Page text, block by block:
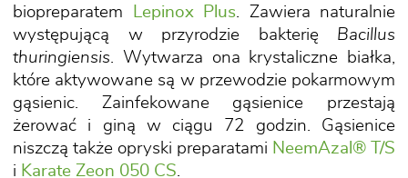
biopreparatem
Lepinox Plus. Zawiera naturalnie
występującą w przyrodzie bakterię Bacillus
thuringiensis. Wytwarza ona krystaliczne białka,
które aktywowane są w przewodzie pokarmowym
gąsienic. Zainfekowane gąsienice przestają
żerować i giną w ciągu 72 godzin. Gąsienice
niszczą także opryski preparatami NeemAzal® T/S
i Karate Zeon 050 CS.